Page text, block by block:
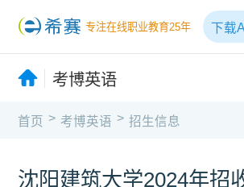
专注在线职业教育25年 下载
考博英语
首页 > 考博英语 > 招生信息
沈阳建筑大学2024年招